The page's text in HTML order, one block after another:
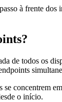
à frente
todos os
concentrem
o início.